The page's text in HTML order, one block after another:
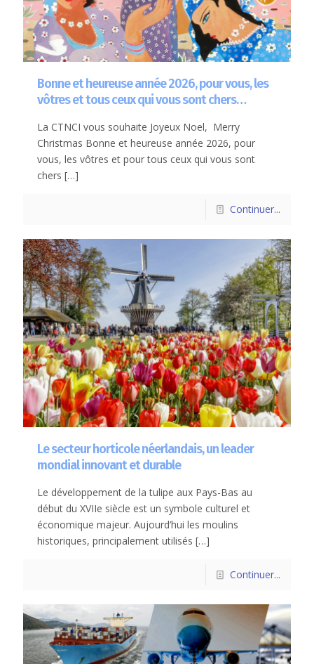
Bonne et heureuse année 2026, pour vous, les
vôtres et tous ceux qui vous sont chers…
La CTNCI vous souhaite Joyeux Noel, Merry
Christmas Bonne et heureuse année 2026, pour
vous, les vôtres et pour tous ceux qui vous sont
chers […]
Continuer...
Le secteur horticole néerlandais, un leader
mondial innovant et durable
Le développement de la tulipe aux Pays-Bas au
début du XVIIe siècle est un symbole culturel et
économique majeur. Aujourd’hui les moulins
historiques, principalement utilisés […]
Continuer...